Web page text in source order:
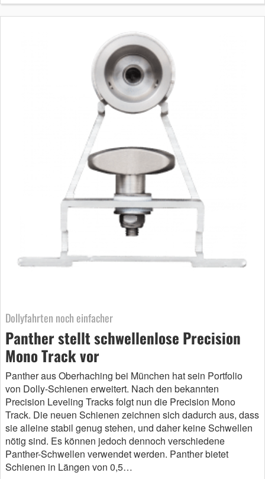
Dollyfahrten noch einfacher
Panther stellt schwellenlose Precision
Mono Track vor
Panther aus Oberhaching bei München hat sein Portfolio
von Dolly-Schienen erweitert. Nach den bekannten
Precision Leveling Tracks folgt nun die Precision Mono
Track. Die neuen Schienen zeichnen sich dadurch aus, dass
sie alleine stabil genug stehen, und daher keine Schwellen
nötig sind. Es können jedoch dennoch verschiedene
Panther-Schwellen verwendet werden. Panther bietet
Schienen in Längen von 0,5…